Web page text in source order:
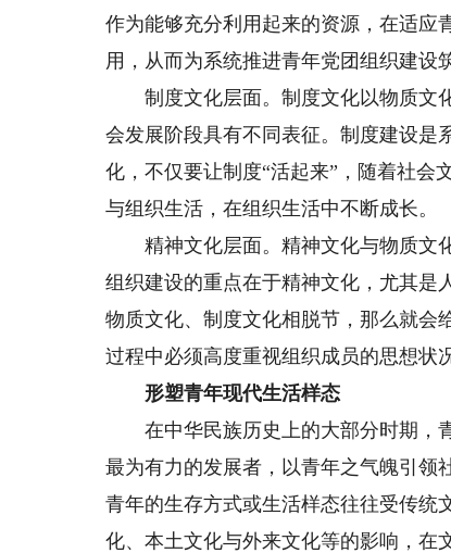
作为能够充分利用起来的资源，在适应
用，从而为系统推进青年党团组织建设
制度文化层面。制度文化以物质文
会发展阶段具有不同表征。制度建设是
化，不仅要让制度“活起来”，随着社会
与组织生活，在组织生活中不断成长。
精神文化层面。精神文化与物质文化
组织建设的重点在于精神文化，尤其是
物质文化、制度文化相脱节，那么就会
过程中必须高度重视组织成员的思想状
形塑青年现代生活样态
在中华民族历史上的大部分时期，青
最为有力的发展者，以青年之气魄引领
青年的生存方式或生活样态往往受传统
化、本土文化与外来文化等的影响，在